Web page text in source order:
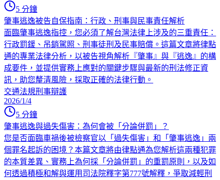
5 分鐘
肇事逃逸被告自保指南：行政、刑事與民事責任解析
面臨肇事逃逸指控，您必須了解台灣法律上涉及的三重責任：
行政罰鍰、吊銷駕照、刑事徒刑及民事賠償。這篇文章將律點
通的專業法律分析，以被告視角解析『肇事』與『逃逸』的構
成要件，並提供實務上應對的關鍵步驟與最新的刑法修正資
訊，助您釐清風險，採取正確的法律行動。
交通法規刑事辯護
2026/1/4
5 分鐘
肇事逃逸與過失傷害：為何會被「分論併罰」？
您是否面臨車禍後被檢察官以「過失傷害」和「肇事逃逸」兩
個罪名起訴的困境？本篇文章將由律點通為您解析這兩種犯罪
的本質差異、實務上為何採「分論併罰」的重罰原則，以及如
何透過積極和解與運用司法院釋字第777號解釋，爭取減輕刑